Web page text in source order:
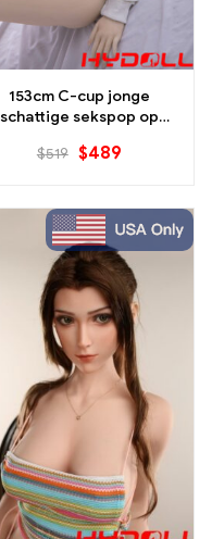
153cm C-cup jonge
schattige sekspop op
$519 $489